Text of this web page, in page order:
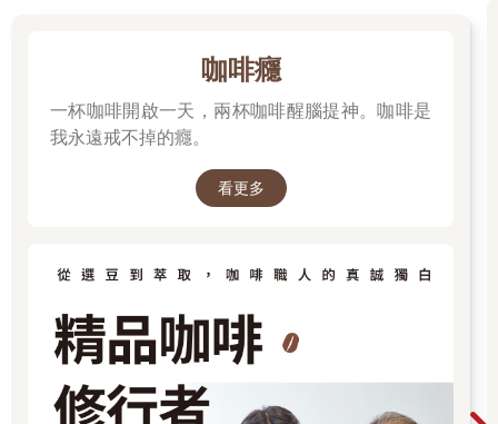
咖啡癮
一杯咖啡開啟一天，兩杯咖啡醒腦提神。咖啡是
我永遠戒不掉的癮。
看更多